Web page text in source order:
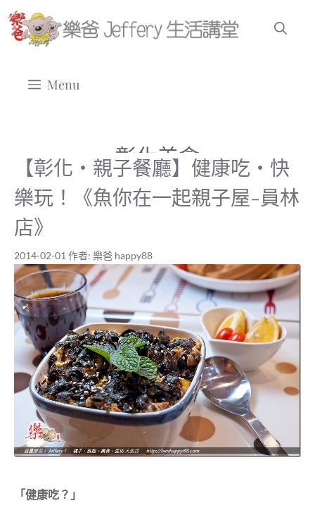
跳
至
Menu
彰化美食
【彰化‧親子餐廳】健康吃‧快
樂玩！《魚你在一起親子屋-員林
店》
2014-02-01 作者: 樂爸 happy88
「健康吃？」